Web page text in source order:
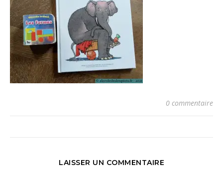
0 commentaire
LAISSER UN COMMENTAIRE